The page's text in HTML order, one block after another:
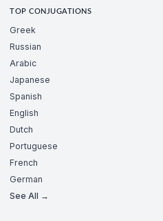
TOP CONJUGATIONS
Greek
Russian
Arabic
Japanese
Spanish
English
Dutch
Portuguese
French
German
See All →